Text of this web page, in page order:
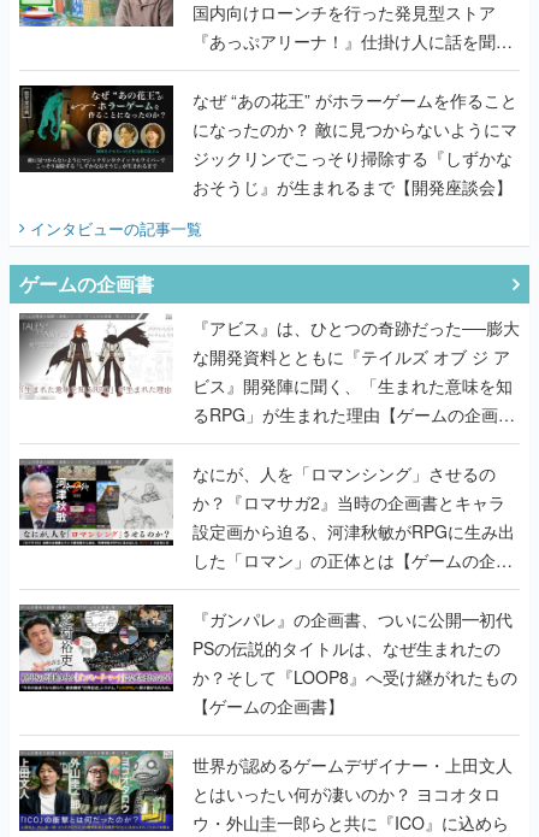
国内向けローンチを行った発見型ストア
『あっぷアリーナ！』仕掛け人に話を聞い
てみた
なぜ “あの花王” がホラーゲームを作ること
になったのか？ 敵に見つからないようにマ
ジックリンでこっそり掃除する『しずかな
おそうじ』が生まれるまで【開発座談会】
インタビューの記事一覧
ゲームの企画書
『アビス』は、ひとつの奇跡だった──膨大
な開発資料とともに『テイルズ オブ ジ ア
ビス』開発陣に聞く、「生まれた意味を知
るRPG」が生まれた理由【ゲームの企画
書】
なにが、人を「ロマンシング」させるの
か？『ロマサガ2』当時の企画書とキャラ
設定画から迫る、河津秋敏がRPGに生み出
した「ロマン」の正体とは【ゲームの企画
書】
『ガンパレ』の企画書、ついに公開━初代
PSの伝説的タイトルは、なぜ生まれたの
か？そして『LOOP8』へ受け継がれたもの
【ゲームの企画書】
世界が認めるゲームデザイナー・上田文人
とはいったい何が凄いのか？ ヨコオタロ
ウ・外山圭一郎らと共に『ICO』に込めら